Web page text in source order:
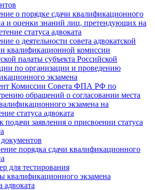
о порядке сдачи квалификационного
и оценки знаний лиц, претендующих на
статуса адвоката
о деятельности совета адвокатской
квалификационной комиссии
палаты субъекта Российской
по организации и проведению
экзамена
Комиссии Совета ФПА РФ по
обращений о согласовании места
экзамена на
статуса адвоката
подачи заявления о присвоении статуса
порядка сдачи квалификационного
для тестирования
квалификационного экзамена
адвоката